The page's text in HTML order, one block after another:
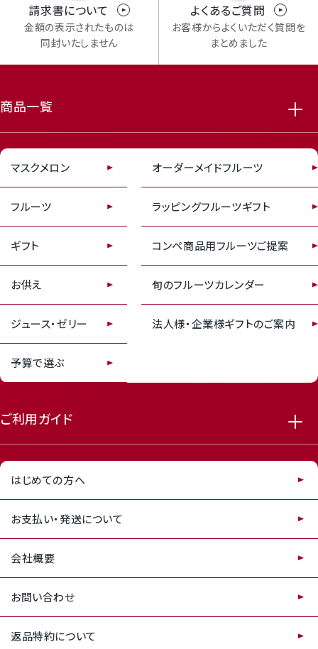
請求書について
金額の表示されたものは
同封いたしません
よくあるご質問
お客様からよくいただく質問を
まとめました
商品一覧
マスクメロン
フルーツ
ギフト
お供え
ジュース・ゼリー
予算で選ぶ
オーダーメイドフルーツ
ラッピングフルーツギフト
コンペ商品用フルーツご提案
旬のフルーツカレンダー
法人様・企業様ギフトのご案内
ご利用ガイド
はじめての方へ
お支払い・発送について
会社概要
お問い合わせ
返品特約について